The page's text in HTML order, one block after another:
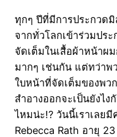
ทุกๆ ปีที่มีการประกวดมิ
จากทั่วโลกเข้าร่วมปร
จัดเต็มในเสื้อผ้าหน้าผ
มากๆ เช่นกัน แต่ทว่าพ
ใบหน้าที่จัดเต็มของพว
สำอางออกจะเป็นยังไ
ไหมน่ะ!? วันนี้เราเลย
Rebecca Rath อายุ